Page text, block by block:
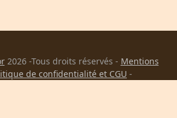
2026 -Tous droits réservés - Mentions
de confidentialité et CGU -